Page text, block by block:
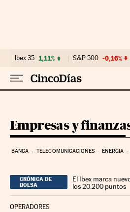
Ibex 35 1,11% S&P 500 -0,16%
Empresas y
BANCA TELECOMUNICACIONES ENERGIA
CRÓNICA DE
BOLSA
El Ibex marca
los 20.200 puntos
OPERADORES